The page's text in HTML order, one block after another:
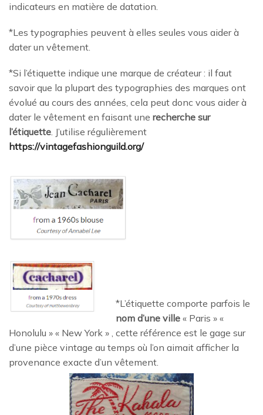
indicateurs en matière de datation.
*Les typographies peuvent à elles seules vous aider à
dater un vêtement.
*Si l’étiquette indique une marque de créateur : il faut
savoir que la plupart des typographies des marques ont
évolué au cours des années, cela peut donc vous aider à
dater le vêtement en faisant une recherche sur
l’étiquette . J’utilise régulièrement
https://vintagefashionguild.org/
*L’étiquette comporte parfois le
nom d’une ville « Paris » «
Honolulu » « New York » , cette référence est le gage sur
d’une pièce vintage au temps où l’on aimait afficher la
provenance exacte d’un vêtement.